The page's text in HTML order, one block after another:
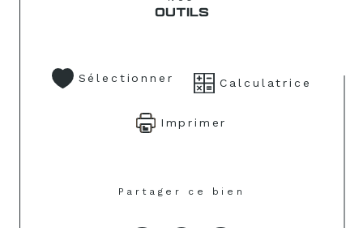
OUTILS
Sélectionner Calculatrice
Imprimer
Partager ce bien